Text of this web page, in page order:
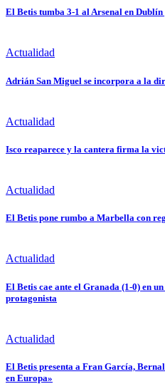
El Betis tumba 3-1 al Arsenal en
Actualidad
Adrián San Miguel se incorpora a la
Actualidad
Isco reaparece y la cantera firma la
Actualidad
El Betis pone rumbo a Marbella con
Actualidad
El Betis cae ante el Granada (1-0) en
protagonista
Actualidad
El Betis presenta a Fran García,
en Europa»